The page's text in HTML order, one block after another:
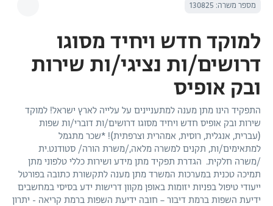
מספר משרה: 130825
למוקד חדש ויחיד מסוגו
דרושים/ות נציגי/ות שירות
ובק אופיס
התפקיד הינו מתן מענה למתעניינים על עלייה לארץ ישראל! למוקד
שירות ובק אופיס חדש ויחיד מסוגו דרושים/ות דוברי/ות שפות
(עברית, אנגלית, רוסית, אמהרית וצרפתית)! *שכר מתגמל
למתאימים/ות, תקנים למשרה מלאה,/משרת הורה/ סטודנט.ית
/משרה חלקית. הגדרת תפקיד מתן מידע ושירות כללי טלפוני מתן
תמיכה טכנית במערכות המשרד מתן מענה לתקשורת כתובה בפורטל
ייעודי טיפול בפניות יזומות באופן מקוון דרישות ידע בסיסי במחשבים
ידיעת השפות ברמת דיבור – חובה ידיעת השפות ברמת קריאה - יתרון